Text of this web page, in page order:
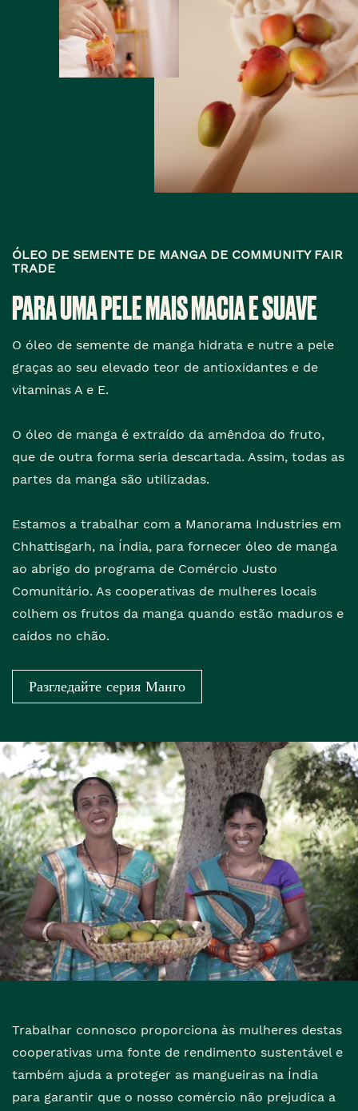
ÓLEO DE SEMENTE DE MANGA DE COMMUNITY FAIR
TRADE
PARA UMA PELE MAIS MACIA E SUAVE
O óleo de semente de manga hidrata e nutre a pele
graças ao seu elevado teor de antioxidantes e de
vitaminas A e E.
O óleo de manga é extraído da amêndoa do fruto,
que de outra forma seria descartada. Assim, todas as
partes da manga são utilizadas.
Estamos a trabalhar com a Manorama Industries em
Chhattisgarh, na Índia, para fornecer óleo de manga
ao abrigo do programa de Comércio Justo
Comunitário. As cooperativas de mulheres locais
colhem os frutos da manga quando estão maduros e
caídos no chão.
Разгледайте серия Манго
Trabalhar connosco proporciona às mulheres destas
cooperativas uma fonte de rendimento sustentável e
também ajuda a proteger as mangueiras na Índia
para garantir que o nosso comércio não prejudica a